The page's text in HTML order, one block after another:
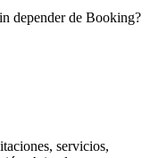
depender de Booking?
servicios,